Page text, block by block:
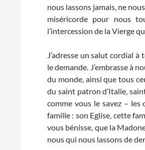
nous lassons jamais, ne
miséricorde pour nous
l’intercession de la Vierge
J’adresse un salut cordial
le demande. J’embrasse à
du monde, ainsi que tous
du saint patron d’Italie,
comme vous le savez – les
famille : son Eglise, cette
vous bénisse, que la
nous qui nous lassons de